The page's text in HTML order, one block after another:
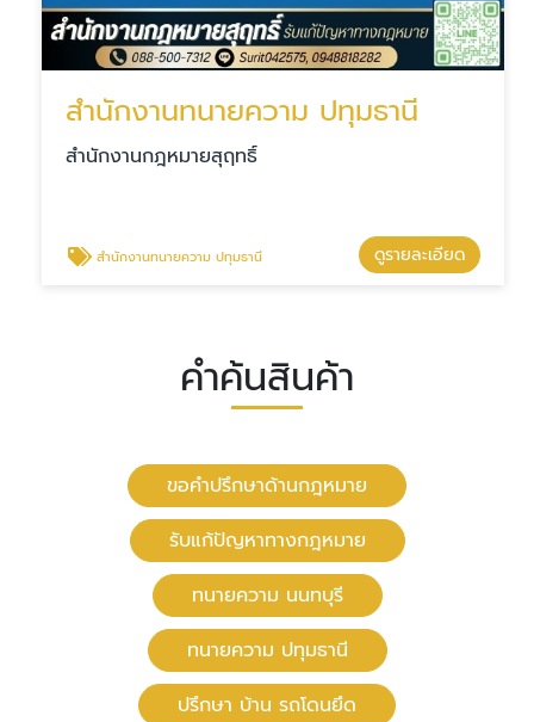
สำนักงานทนายความ ปทุมธานี
สำนักงานกฎหมายสุฤทธิ์
สำนักงานทนายความ ปทุมธานี ดูรายละเอียด
คำค้นสินค้า
ขอคำปรึกษาด้านกฎหมาย
รับแก้ปัญหาทางกฎหมาย
ทนายความ นนทบุรี
ทนายความ ปทุมธานี
ปรึกษา บ้าน รถโดนยึด